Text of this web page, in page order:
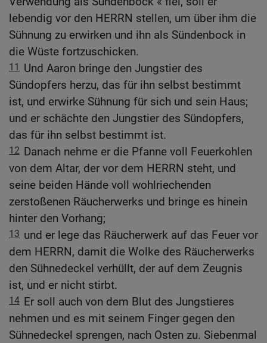
lebendig vor den HERRN stellen, um über ihm die
Sühnung zu erwirken und ihn als Sündenbock in
die Wüste fortzuschicken.
11
Und Aaron bringe den Jungstier des
Sündopfers herzu, das für ihn selbst bestimmt
ist, und erwirke Sühnung für sich und sein Haus;
und er schächte den Jungstier des Sündopfers,
das für ihn selbst bestimmt ist.
12 Danach nehme er die Pfanne voll Feuerkohlen
von dem Altar, der vor dem HERRN steht, und
seine beiden Hände voll wohlriechenden
zerstoßenen Räucherwerks und bringe es hinein
hinter den Vorhang;
13 und er lege das Räucherwerk auf das Feuer vor
dem HERRN, damit die Wolke des Räucherwerks
den Sühnedeckel verhüllt, der auf dem Zeugnis
ist, und er nicht stirbt.
14 Er soll auch von dem Blut des Jungstieres
nehmen und es mit seinem Finger gegen den
Sühnedeckel sprengen, nach Osten zu. Siebenmal